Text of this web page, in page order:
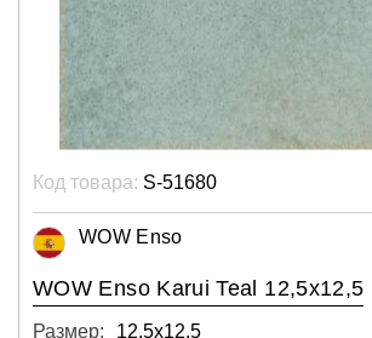
Код товара: S-51680
WOW Enso
WOW Enso Karui Teal 12,5x12,5
Размер:
12,5х12,5